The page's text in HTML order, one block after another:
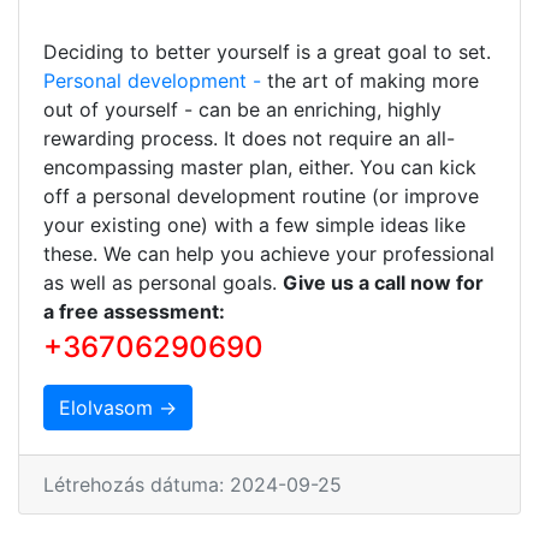
Deciding to better yourself is a great goal to set.
Personal development - the art of making more
out of yourself - can be an enriching, highly
rewarding process. It does not require an all-
encompassing master plan, either. You can kick
off a personal development routine (or improve
your existing one) with a few simple ideas like
these. We can help you achieve your professional
as well as personal goals. Give us a call now for
a free assessment:
+36706290690
Elolvasom →
Létrehozás dátuma: 2024-09-25